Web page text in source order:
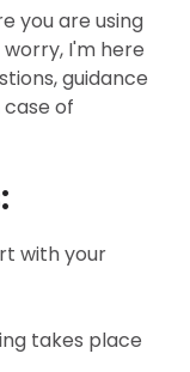
you are using
I'm here
guidance
of
with your
takes place